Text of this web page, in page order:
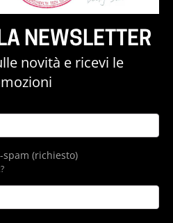
NEWSLETTER
novità e ricevi le
(richiesto)